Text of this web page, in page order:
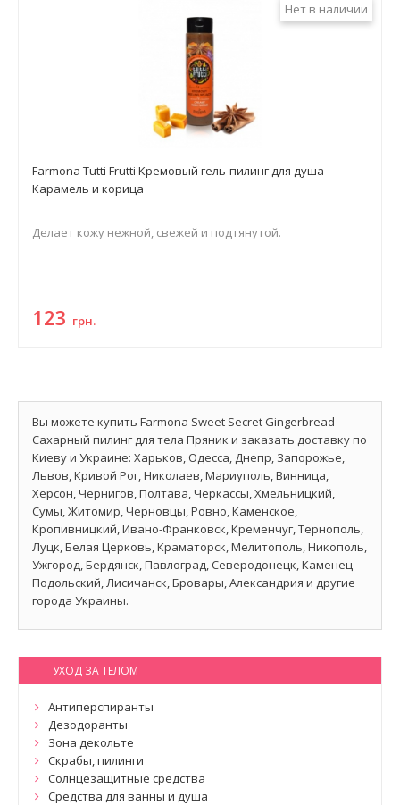
Нет в наличии
Farmona Tutti Frutti Кремовый гель-пилинг для душа
Карамель и корица
Делает кожу нежной, свежей и подтянутой.
123 грн.
Вы можете купить Farmona Sweet Secret Gingerbread
Сахарный пилинг для тела Пряник и заказать доставку по
Киеву и Украине: Харьков, Одесса, Днепр, Запорожье,
Львов, Кривой Рог, Николаев, Мариуполь, Винница,
Херсон, Чернигов, Полтава, Черкассы, Хмельницкий,
Сумы, Житомир, Черновцы, Ровно, Каменское,
Кропивницкий, Ивано-Франковск, Кременчуг, Тернополь,
Луцк, Белая Церковь, Краматорск, Мелитополь, Никополь,
Ужгород, Бердянск, Павлоград, Северодонецк, Каменец-
Подольский, Лисичанск, Бровары, Александрия и другие
города Украины.
УХОД ЗА ТЕЛОМ
Антиперспиранты
Дезодоранты
Зона декольте
Скрабы, пилинги
Солнцезащитные средства
Средства для ванны и душа